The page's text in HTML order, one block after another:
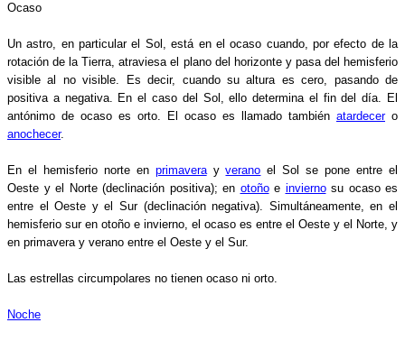
Ocaso
Un astro, en particular el Sol, está en el ocaso cuando, por efecto de la
rotación de la Tierra, atraviesa el plano del horizonte y pasa del hemisferio
visible al no visible. Es decir, cuando su altura es cero, pasando de
positiva a negativa. En el caso del Sol, ello determina el fin del día. El
antónimo de ocaso es orto. El ocaso es llamado también atardecero
anochecer.
En el hemisferio norte en primaverayverano el Sol se pone entre el
Oeste y el Norte (declinación positiva); en otoñoe inviernosu ocaso es
entre el Oeste y el Sur (declinación negativa). Simultáneamente, en el
hemisferio sur en otoño e invierno, el ocaso es entre el Oeste y el Norte, y
en primavera y verano entre el Oeste y el Sur.
Las estrellas circumpolares no tienen ocaso ni orto.
Noche